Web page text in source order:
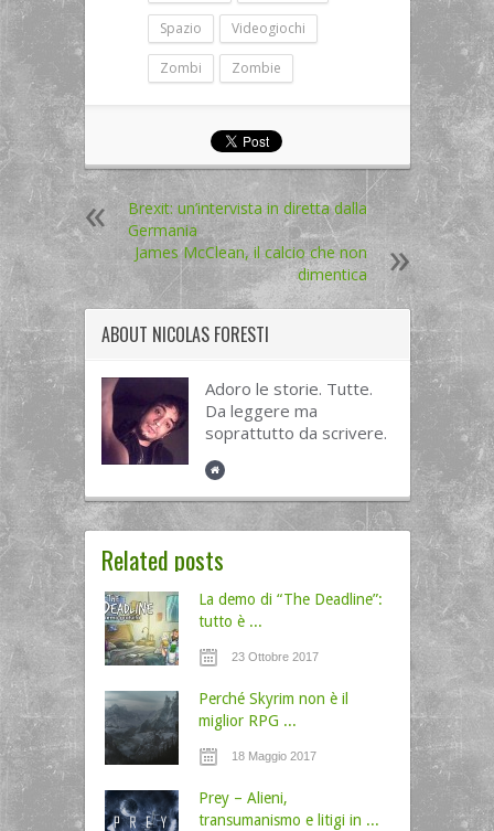
Spazio Videogiochi
Zombi Zombie
Brexit: un’intervista in diretta dalla
Germania
James McClean, il calcio che non
dimentica
ABOUT NICOLAS FORESTI
Adoro le storie. Tutte.
Da leggere ma
soprattutto da scrivere.
Related posts
La demo di “The Deadline”:
tutto è ...
23 Ottobre 2017
Perché Skyrim non è il
miglior RPG ...
18 Maggio 2017
Prey – Alieni,
transumanismo e litigi in ...